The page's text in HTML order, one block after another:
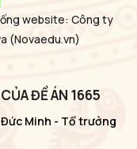
website: Công ty
(Novaedu.vn)
ĐỀ ÁN 1665
Minh - Tổ trưởng